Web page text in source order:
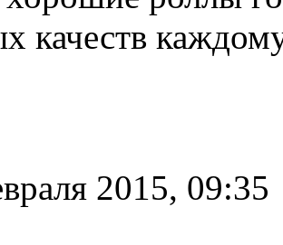
качеств
2015, 09:35